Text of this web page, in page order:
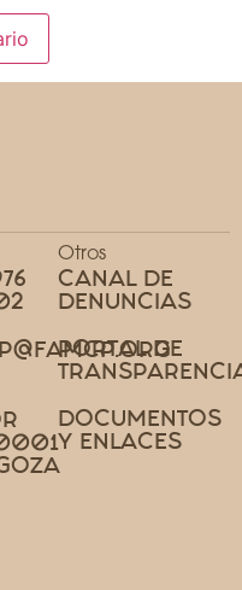
Otros
CANAL DE
DENUNCIAS
PORTAL DE
DOCUMENTOS
Y ENLACES